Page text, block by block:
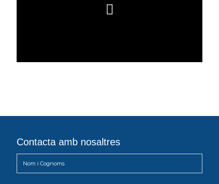
Contacta amb nosaltres